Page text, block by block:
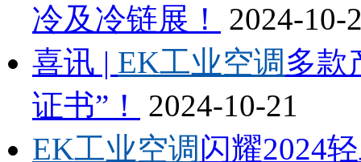
冷及冷链展！
2024-10-
喜讯 | EK工业空调 多款
证书”！
2024-10-21
EK工业空调闪耀2024